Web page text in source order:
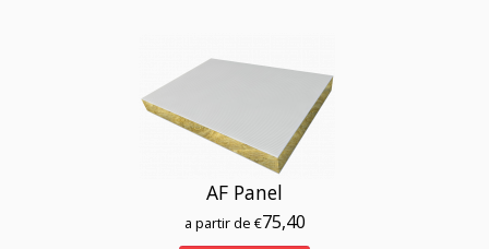
AF Panel
a partir de €75,40